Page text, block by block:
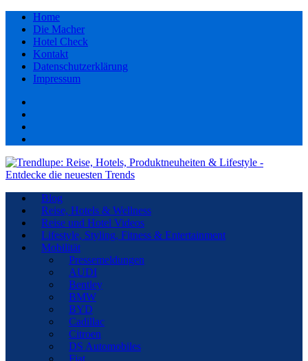
Home
Die Macher
Hotel Check
Kontakt
Datenschutzerklärung
Impressum
Blog
Reise, Hotels & Wellness
Reise und Hotel Videos
Lifestyle, Styling, Fitness & Entertainment
Mobilität
Pressemeldungen
AUDI
Bentley
BMW
BYD
Cadillac
Citroen
DS Automobiles
Fiat